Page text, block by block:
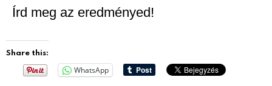
Írd meg az eredményed!
Share this:
WhatsApp